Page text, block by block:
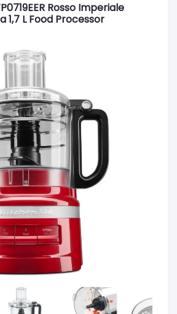
Rosso Imperiale
1,7 L Food Processor